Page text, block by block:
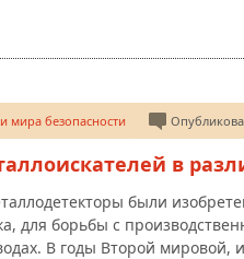
мира безопасности
в
были
для борьбы с
В годы Второй мировой,